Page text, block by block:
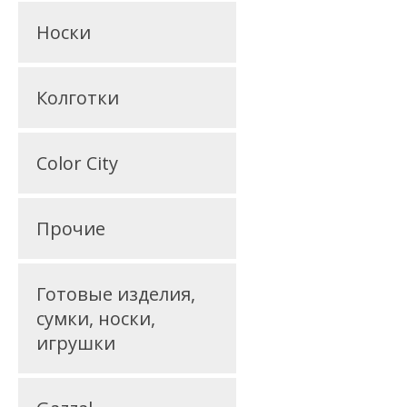
Носки
Колготки
Color City
Прочие
Готовые изделия,
сумки, носки,
игрушки